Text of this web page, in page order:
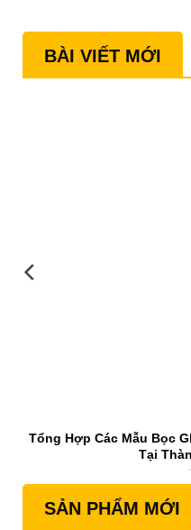
BÀI VIẾT MỚI
Tổng Hợp Các Mẫu Bọc
Tại
SẢN PHẨM MỚI